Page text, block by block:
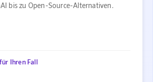
bis zu Open-Source-Alternativen.
Ihren Fall